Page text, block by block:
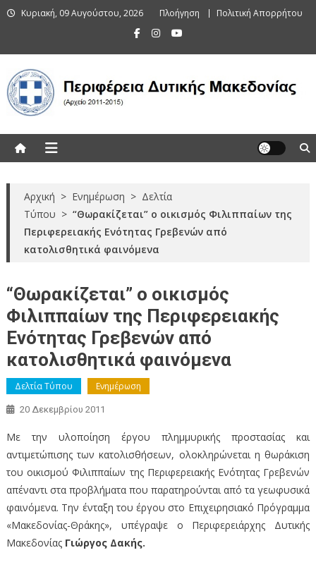
Skip Κυριακή, 09 Αυγούστου, 2026 Πλοήγηση Πολιτική Απορρήτου
Αρχική > Ενημέρωση > Δελτία
Τύπου > “Θωρακίζεται” ο οικισμός Φιλιππαίων της
Περιφερειακής Ενότητας Γρεβενών από
κατολισθητικά φαινόμενα
“Θωρακίζεται” ο οικισμός
Φιλιππαίων της Περιφερειακής
Ενότητας Γρεβενών από
κατολισθητικά φαινόμενα
Δελτία Τύπου Ενημέρωση
20 Δεκεμβρίου 2011
Με την υλοποίηση έργου πλημμυρικής προστασίας και
αντιμετώπισης των κατολισθήσεων, ολοκληρώνεται η θωράκιση
του οικισμού Φιλιππαίων της Περιφερειακής Ενότητας Γρεβενών
απέναντι στα προβλήματα που παρατηρούνται από τα γεωφυσικά
φαινόμενα. Την ένταξη του έργου στο Επιχειρησιακό Πρόγραμμα
«Μακεδονίας-Θράκης», υπέγραψε ο Περιφερειάρχης Δυτικής
Μακεδονίας Γιώργος Δακής.